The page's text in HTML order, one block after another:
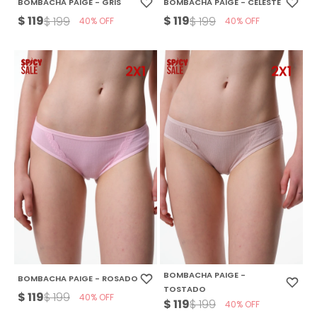
BOMBACHA PAIGE - GRIS
$119$199 40
BOMBACHA PAIGE - CELESTE
$119$199 40
BOMBACHA PAIGE - ROSADO
$119$199 40
BOMBACHA PAIGE -
TOSTADO
$119$199 40